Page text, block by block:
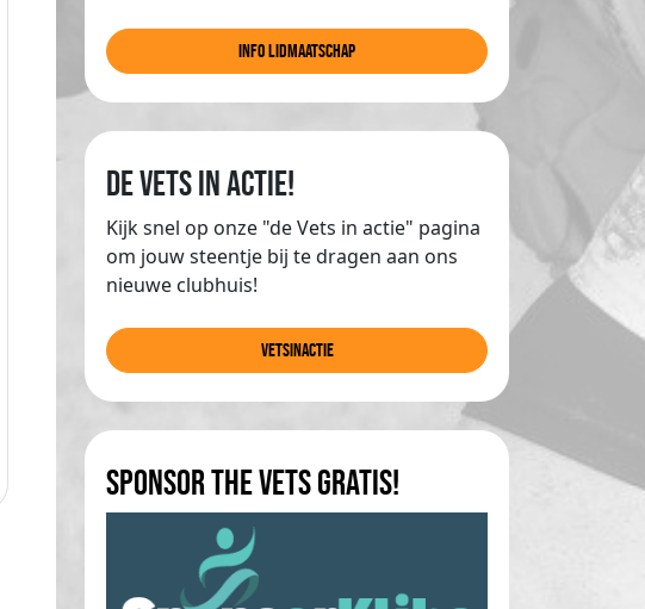
info lidmaatschap
de Vets in actie!
Kijk snel op onze "de Vets in actie" pagina
om jouw steentje bij te dragen aan ons
nieuwe clubhuis!
Vetsinactie
Sponsor The Vets gratis!